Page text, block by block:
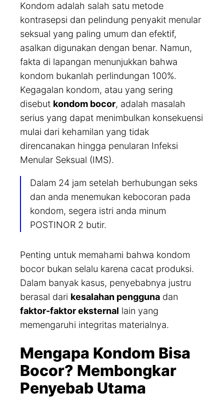
Kondom adalah salah satu metode
kontrasepsi dan pelindung penyakit menular
seksual yang paling umum dan efektif,
asalkan digunakan dengan benar. Namun,
fakta di lapangan menunjukkan bahwa
kondom bukanlah perlindungan 100%.
Kegagalan kondom, atau yang sering
disebut kondom bocor, adalah masalah
serius yang dapat menimbulkan konsekuensi
mulai dari kehamilan yang tidak
direncanakan hingga penularan Infeksi
Menular Seksual (IMS).
Dalam 24 jam setelah berhubungan seks
dan anda menemukan kebocoran pada
kondom, segera istri anda minum
POSTINOR 2 butir.
Penting untuk memahami bahwa kondom
bocor bukan selalu karena cacat produksi.
Dalam banyak kasus, penyebabnya justru
berasal dari kesalahan pengguna dan
faktor-faktor eksternal lain yang
memengaruhi integritas materialnya.
Mengapa Kondom Bisa
Bocor? Membongkar
Penyebab Utama